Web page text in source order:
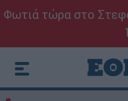
Φωτιά τώρα στο